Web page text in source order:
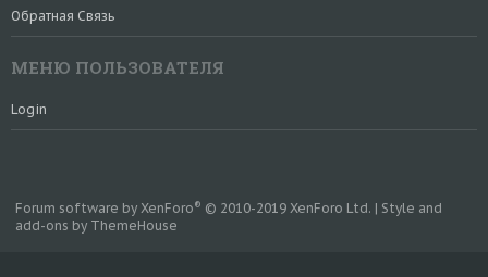
Обратная Связь
МЕНЮ ПОЛЬЗОВАТЕЛЯ
Login
Forum software by XenForo® © 2010-2019 XenForo Ltd. | Style and
add-ons by ThemeHouse